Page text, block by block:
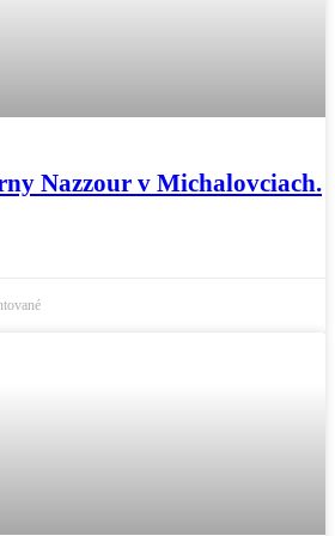
Nazzour v Michalovciach.